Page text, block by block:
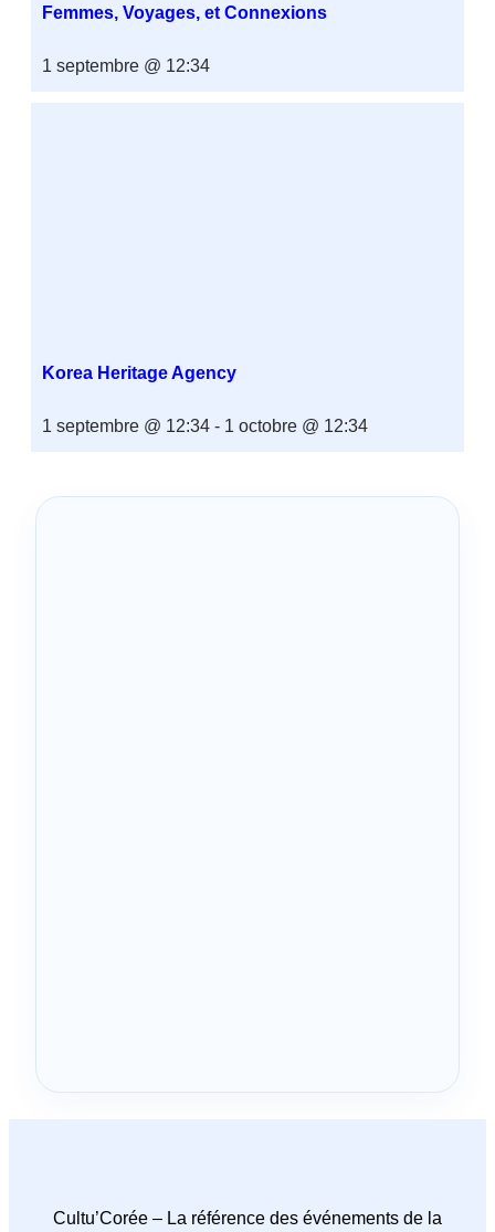
Femmes, Voyages, et Connexions
1 septembre @ 12:34
Korea Heritage Agency
1 septembre @ 12:34 - 1 octobre @ 12:34
Cultu’Corée – La référence des événements de la